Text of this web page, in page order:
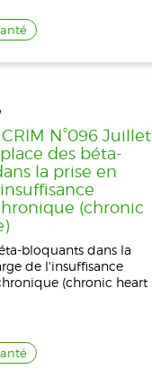
N°096 Juillet
des béta-
la prise en
(chronic
bloquants dans la
de l'insuffisance
(chronic heart